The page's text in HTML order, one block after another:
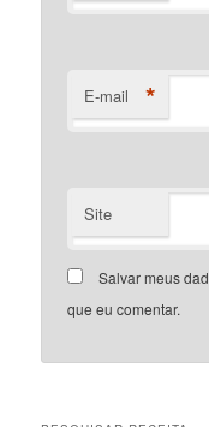
E-mail *
Site
Salvar meus
que eu comentar.